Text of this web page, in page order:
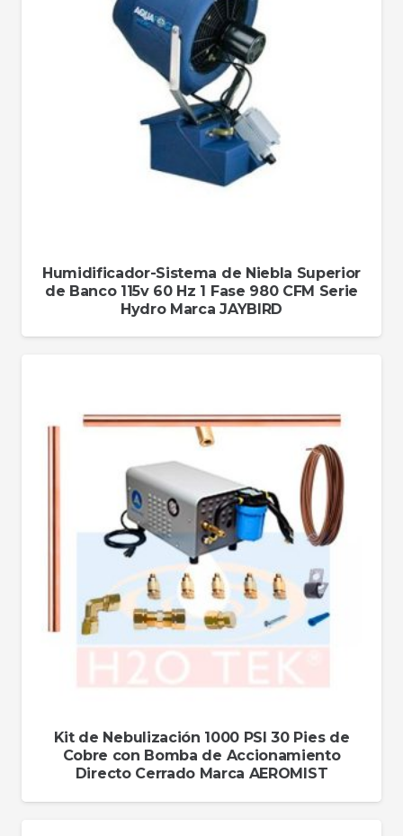
Humidificador-Sistema de Niebla Superior
de Banco 115v 60 Hz 1 Fase 980 CFM Serie
Hydro Marca JAYBIRD
Kit de Nebulización 1000 PSI 30 Pies de
Cobre con Bomba de Accionamiento
Directo Cerrado Marca AEROMIST